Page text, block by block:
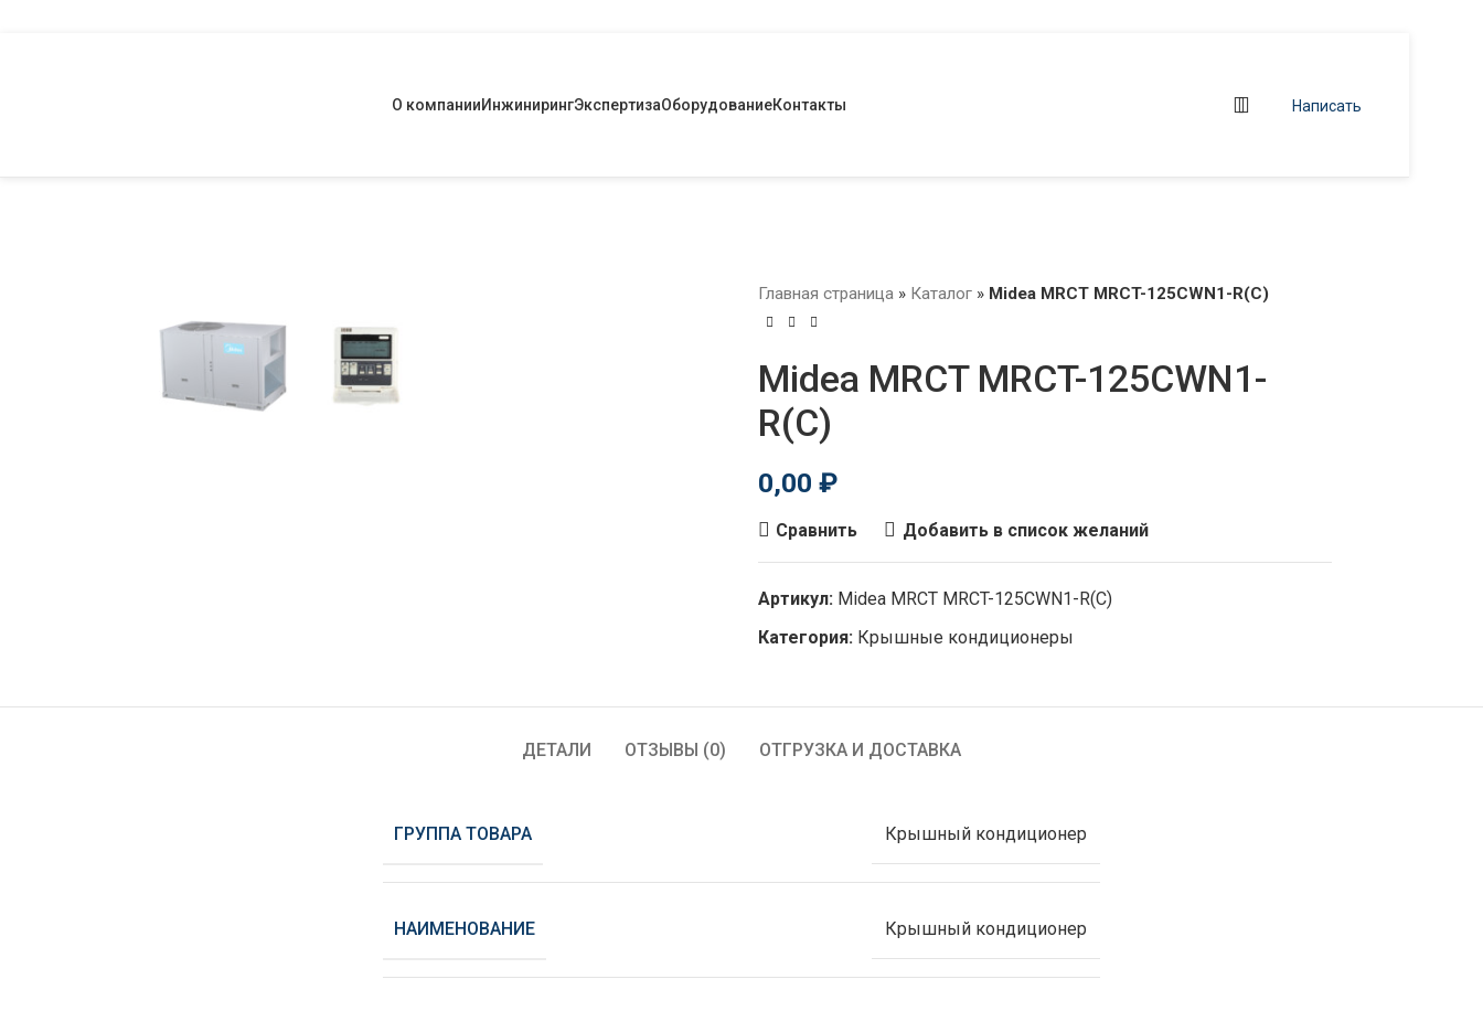
О компанииИнжинирингЭкспертизаОборудованиеКонтакты Написать
Главная страница » Каталог » Midea MRCT MRCT-125CWN1-R(C)
Midea MRCT MRCT-125CWN1-
R(C)
0,00 ₽
Сравнить Добавить в список желаний
Артикул: Midea MRCT MRCT-125CWN1-R(C)
Категория: Крышные кондиционеры
ДЕТАЛИ ОТЗЫВЫ (0) ОТГРУЗКА И ДОСТАВКА
ГРУППА ТОВАРА Крышный кондиционер
НАИМЕНОВАНИЕ Крышный кондиционер